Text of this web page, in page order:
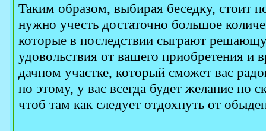
Таким образом, выбирая беседку, стоит
нужно учесть достаточно большое
которые в последствии сыграют
удовольствия от вашего приобретения и
дачном участке, который сможет вас
по этому, у вас всегда будет желание по
чтоб там как следует отдохнуть от